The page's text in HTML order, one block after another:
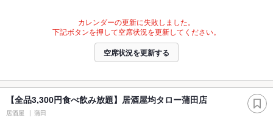
カレンダーの更新に失敗しました。
下記ボタンを押して空席状況を更新してください。
空席状況を更新する
【全品3,300円食べ飲み放題】居酒屋均タロー蒲田店
居酒屋 蒲田